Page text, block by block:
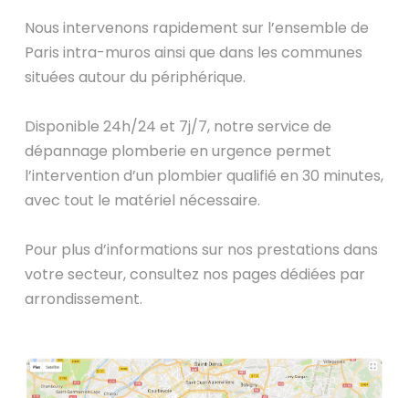
Nous intervenons rapidement sur l’ensemble de
Paris intra-muros ainsi que dans les communes
situées autour du périphérique.
Disponible 24h/24 et 7j/7, notre service de
dépannage plomberie en urgence permet
l’intervention d’un plombier qualifié en 30 minutes,
avec tout le matériel nécessaire.
Pour plus d’informations sur nos prestations dans
votre secteur, consultez nos pages dédiées par
arrondissement.